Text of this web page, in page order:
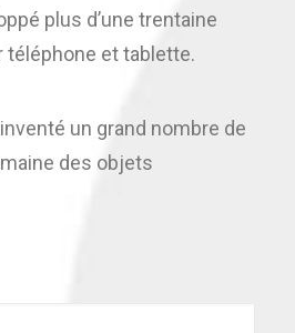
plus d’une trentaine
téléphone et tablette.
un grand nombre de
des objets